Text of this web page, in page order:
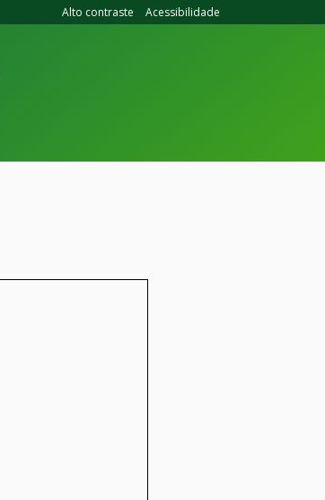
Alto contraste Acessibilidade